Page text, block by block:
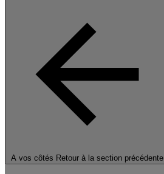
A vos côtés Retour à la section précédente